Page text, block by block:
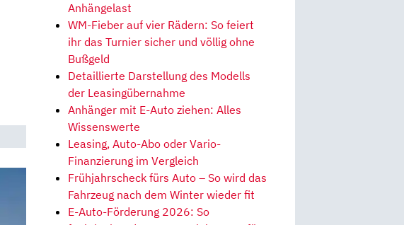
Anhängelast
WM-Fieber auf vier Rädern: So feiert
ihr das Turnier sicher und völlig ohne
Bußgeld
Detaillierte Darstellung des Modells
der Leasingübernahme
Anhänger mit E-Auto ziehen: Alles
Wissenswerte
Leasing, Auto-Abo oder Vario-
Finanzierung im Vergleich
Frühjahrscheck fürs Auto – So wird das
Fahrzeug nach dem Winter wieder fit
E-Auto-Förderung 2026: So